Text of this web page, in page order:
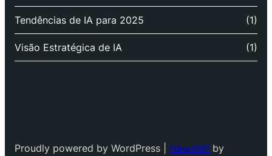
Tendências de IA para 2025 (1)
Visão Estratégica de IA (1)
Proudly powered by WordPress | NewsWP by